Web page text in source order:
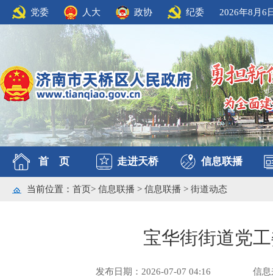
党委 人大 政协 纪委 2026年8月6
首 页 走进天桥 信息联播
当前位置： 首页> 信息联播 > 信息联播 > 街道动态
宝华街街道党
发布日期：2026-07-07 04:16 信息